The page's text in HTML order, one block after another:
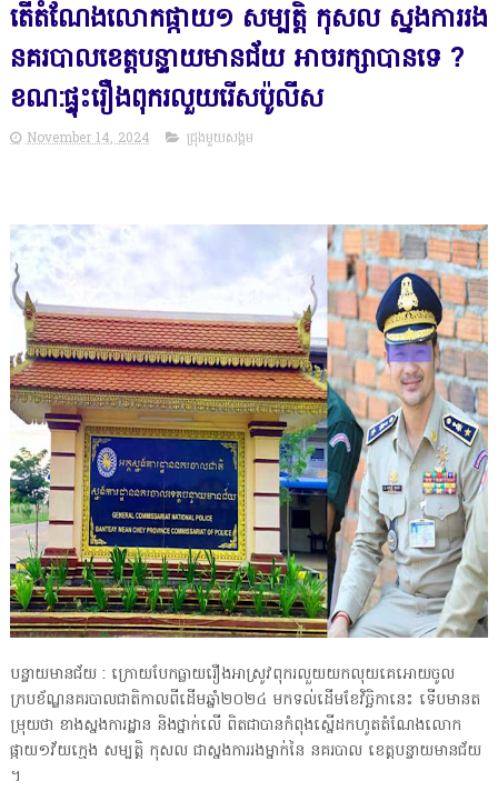
តើតំណែងលោកផ្កាយ១ សម្បត្តិ កុសល ស្នងការរង
នគរបាលខេត្តបន្ទាយមានជ័យ អាចរក្សាបានទេ ?
ខណ:ផ្ទុះរឿងពុករលួយរើសប៉ូលីស
November 14, 2024 ជ្រុងមួយសង្គម
បន្ទាយមានជ័យ : ក្រោយបែកធ្លាយរឿងអាស្រូវពុករលួយយកលុយគេអោយចូល
ក្របខ័ណ្ឌនគរបាលជាតិកាលពីដើមឆ្នាំ២០២៤ មកទល់ដើមខែវិច្ឆិកានេះ ទើបមានត
ម្រុយថា ខាងស្នងការដ្ឋាន និងថ្នាក់លើ ពិតជាបានកំពុងស្នើដកហូតតំណែងលោក
ផ្កាយ១វ័យក្មេង សម្បត្តិ កុសល ជាស្នងការរងម្នាក់នៃ នគរបាល ខេត្តបន្ទាយមានជ័យ
។